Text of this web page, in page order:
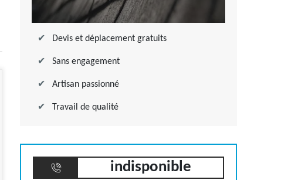
Devis et déplacement gratuits
Sans engagement
Artisan passionné
Travail de qualité
indisponible